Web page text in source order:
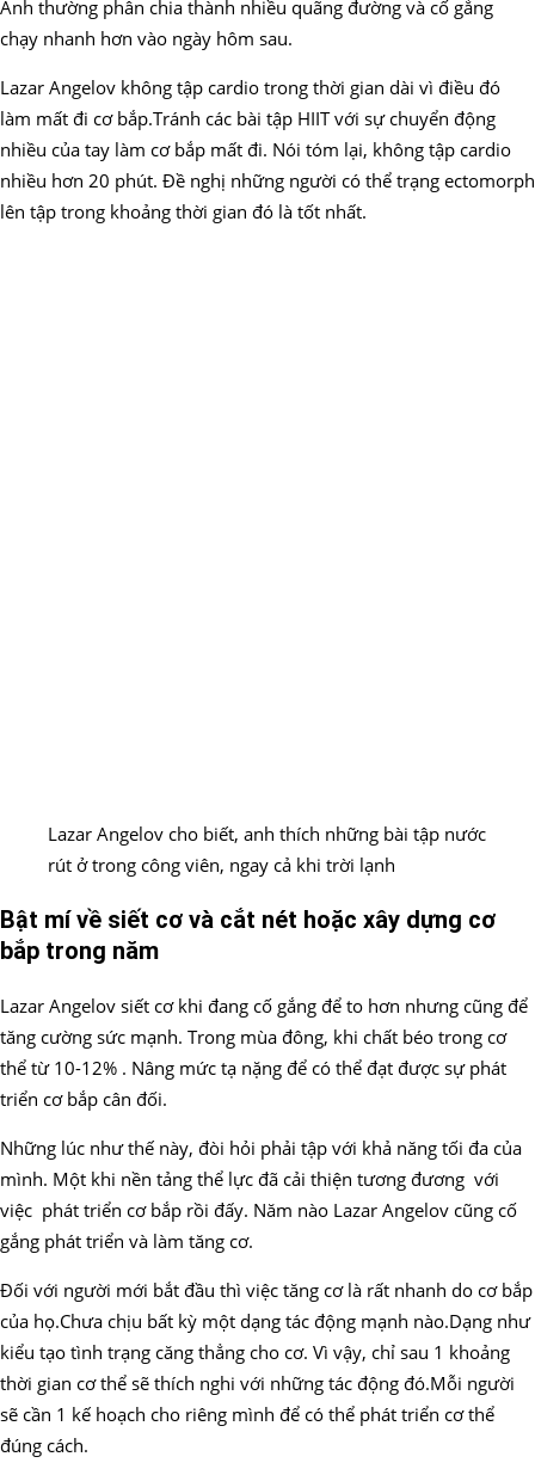
Anh thường phân chia thành nhiều quãng đường và cố gắng
chạy nhanh hơn vào ngày hôm sau.
Lazar Angelov không tập cardio trong thời gian dài vì điều đó
làm mất đi cơ bắp.Tránh các bài tập HIIT với sự chuyển động
nhiều của tay làm cơ bắp mất đi. Nói tóm lại, không tập cardio
nhiều hơn 20 phút. Đề nghị những người có thể trạng ectomorph
lên tập trong khoảng thời gian đó là tốt nhất.
Lazar Angelov cho biết, anh thích những bài tập nước
rút ở trong công viên, ngay cả khi trời lạnh
Bật mí về siết cơ và cắt nét hoặc xây dựng cơ
bắp trong năm
Lazar Angelov siết cơ khi đang cố gắng để to hơn nhưng cũng để
tăng cường sức mạnh. Trong mùa đông, khi chất béo trong cơ
thể từ 10-12% . Nâng mức tạ nặng để có thể đạt được sự phát
triển cơ bắp cân đối.
Những lúc như thế này, đòi hỏi phải tập với khả năng tối đa của
mình. Một khi nền tảng thể lực đã cải thiện tương đương với
việc phát triển cơ bắp rồi đấy. Năm nào Lazar Angelov cũng cố
gắng phát triển và làm tăng cơ.
Đối với người mới bắt đầu thì việc tăng cơ là rất nhanh do cơ bắp
của họ.Chưa chịu bất kỳ một dạng tác động mạnh nào.Dạng như
kiểu tạo tình trạng căng thẳng cho cơ. Vì vậy, chỉ sau 1 khoảng
thời gian cơ thể sẽ thích nghi với những tác động đó.Mỗi người
sẽ cần 1 kế hoạch cho riêng mình để có thể phát triển cơ thể
đúng cách.